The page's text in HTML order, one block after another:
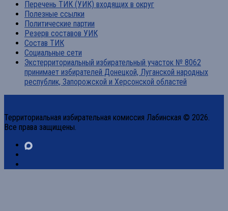
Перечень ТИК (УИК) входящих в округ
Полезные ссылки
Политические партии
Резерв составов УИК
Состав ТИК
Социальные сети
Экстерриториальный избирательный участок № 8062
принимает избирателей Донецкой, Луганской народных
республик, Запорожской и Херсонской областей
Территориальная избирательная комиссия Лабинская © 2026.
Все права защищены.